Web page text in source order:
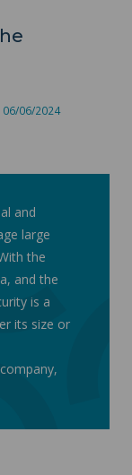
06/2024
and
large
the
and the
is a
its size or